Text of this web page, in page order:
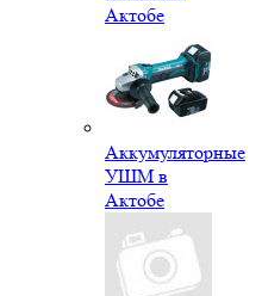
Актобе
Аккумуляторные
УШМ в
Актобе